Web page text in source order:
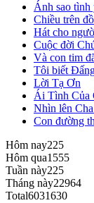
Ánh sao tình
Chiều trên
Hát cho
Cuộc đời
Và con tim
Tôi biết
Lời Tạ Ơn
Ái Tình Của
Nhìn lên
Con đường
Hôm nay225
Hôm qua1555
Tuần này225
Tháng này22964
Total6031630